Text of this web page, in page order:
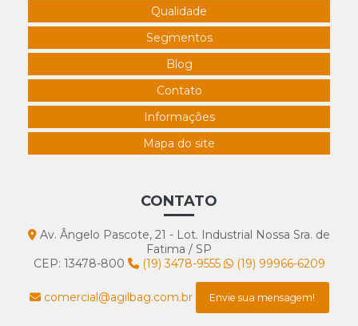
Qualidade
Segmentos
Blog
Contato
Informações
Mapa do site
CONTATO
Av. Ângelo Pascote, 21 - Lot. Industrial Nossa Sra. de
Fatima / SP
CEP: 13478-800
(19) 3478-9555 (19) 99966-6209
comercial@agilbag.com.br Envie sua mensagem!